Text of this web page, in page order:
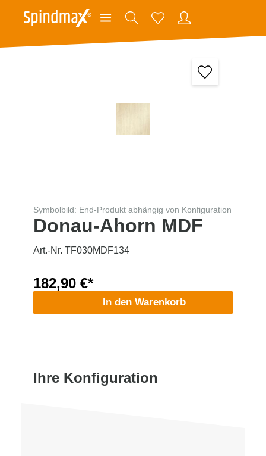
Symbolbild: End-Produkt abhängig von Konfiguration
Donau-Ahorn MDF
Art.-Nr. TF030MDF134
182,90 €*
In den Warenkorb
Ihre Konfiguration